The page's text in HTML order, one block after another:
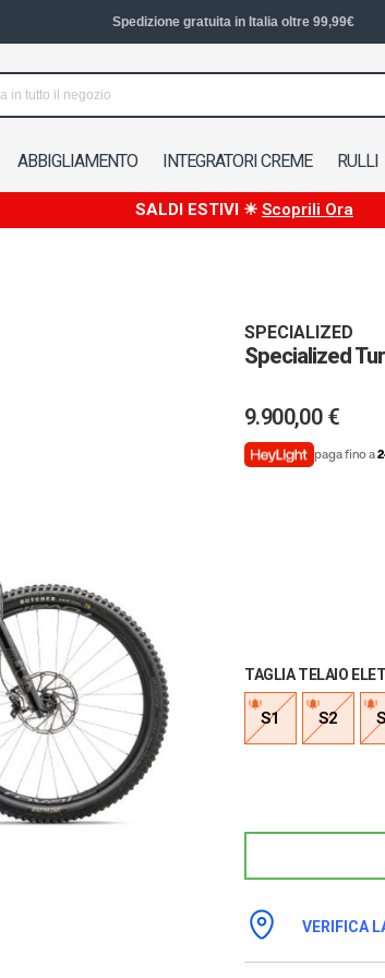
Spedizione in 24/48h in Italia
ABBIGLIAMENTO INTEGRATORI CREME RULLI
SALDI ESTIVI ☀ Scoprili Ora
SPECIALIZED
Specialized
9.900,00 €
paga fino a
TAGLIA TELAIO
S1 S2
VERIFICA